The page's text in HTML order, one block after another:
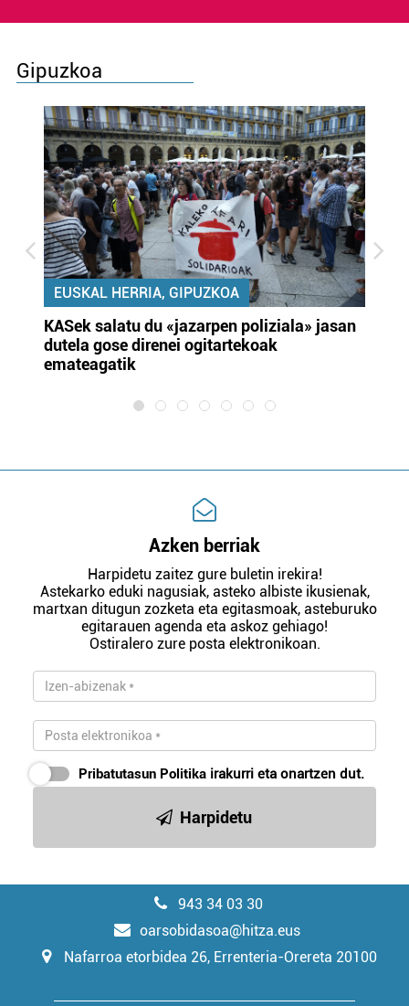
Gipuzkoa
EUSKAL HERRIA, GIPUZKOA
KASek salatu du «jazarpen poliziala» jasan
dutela gose direnei ogitartekoak
emateagatik
Azken berriak
Harpidetu zaitez gure buletin irekira!
Astekarko eduki nagusiak, asteko albiste ikusienak,
martxan ditugun zozketa eta egitasmoak, asteburuko
egitarauen agenda eta askoz gehiago!
Ostiralero zure posta elektronikoan.
Pribatutasun Politika irakurri eta onartzen dut.
Harpidetu
943 34 03 30
oarsobidasoa@hitza.eus
Nafarroa etorbidea 26, Errenteria-Orereta 20100